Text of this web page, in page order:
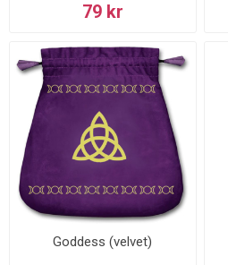
79 kr
Goddess (velvet)